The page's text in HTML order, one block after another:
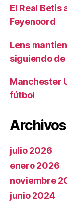
El Real Betis
Feyenoord
Lens
siguiendo de
Manchester
fútbol
Archivos
julio 2026
enero 2026
noviembre
junio 2024